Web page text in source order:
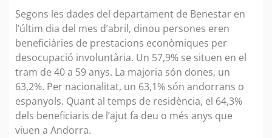
Segons les dades del departament de Benestar en
l’últim dia del mes d’abril, dinou persones eren
beneficiàries de prestacions econòmiques per
desocupació involuntària. Un 57,9% se situen en el
tram de 40 a 59 anys. La majoria són dones, un
63,2%. Per nacionalitat, un 63,1% són andorrans o
espanyols. Quant al temps de residència, el 64,3%
dels beneficiaris de l’ajut fa deu o més anys que
viuen a Andorra.